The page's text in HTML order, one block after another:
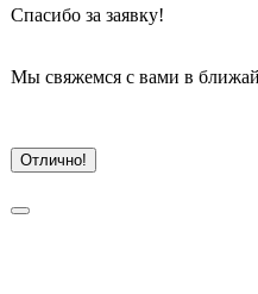
Спасибо за заявку!
Мы свяжемся с вами в
Отлично!